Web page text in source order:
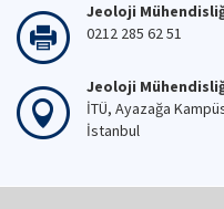
Jeoloji
0212 285 62 51
Jeoloji
İTÜ, Ayazağa
İstanbul